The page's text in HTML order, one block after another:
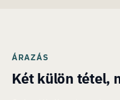
ÁRAZÁS
Két külön tétel,